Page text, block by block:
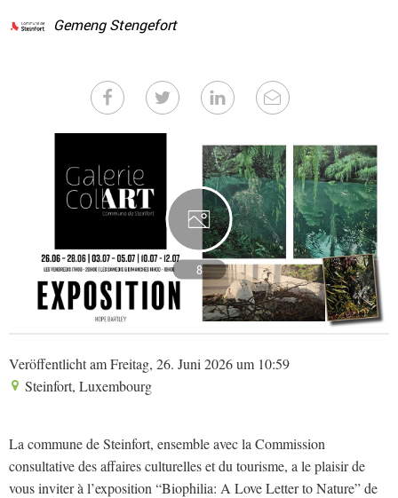
Jul
11 Jul
Gemeng Stengefort
8
Veröffentlicht am Freitag, 26. Juni 2026 um 10:59
Steinfort, Luxembourg
La commune de Steinfort, ensemble avec la Commission
consultative des affaires culturelles et du tourisme, a le plaisir de
vous inviter à l’exposition “Biophilia: A Love Letter to Nature” de